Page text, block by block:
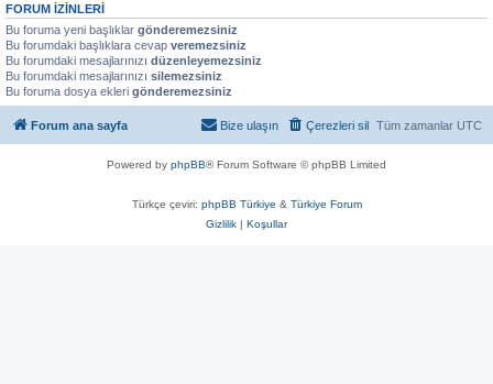
FORUM IZINLERI
Bu foruma yeni başlıklar gönderemezsiniz
Bu forumdaki başlıklara cevap veremezsiniz
Bu forumdaki mesajlarınızı düzenleyemezsiniz
Bu forumdaki mesajlarınızı silemezsiniz
Bu foruma dosya ekleri gönderemezsiniz
Forum ana sayfa Tüm zamanlar UTC
Çerezleri sil
Bize ulaşın
Powered by phpBB® Forum Software © phpBB Limited
Türkçe çeviri: phpBB Türkiye & Türkiye Forum
Gizlilik | Koşullar